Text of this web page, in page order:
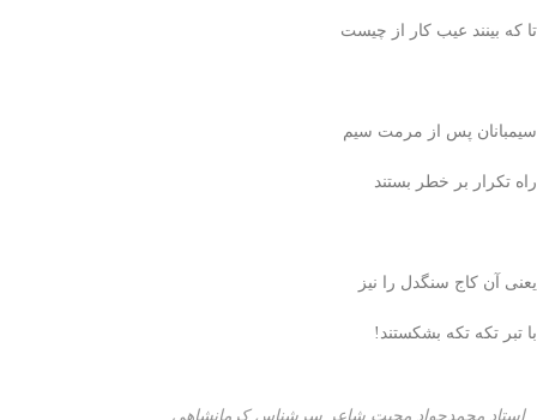
تا که بینند عیب کار از چیست
سیمبانان پس از مرمت سیم
راه تکرار بر خطر بستند
یعنی آن کاج سنگدل را نیز
با تبر تکه تکه بشکستند!
استاد محمدجواد محبت شاعر سرشناس کرمانشاهی